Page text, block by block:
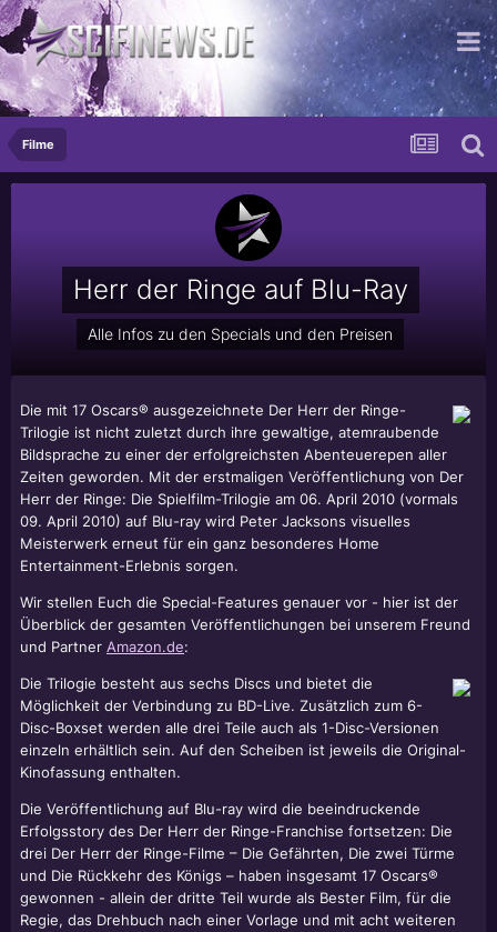
Der Geschmack den Ihr Gaumen verlangt!
Filme
Herr der Ringe auf Blu-Ray
Alle Infos zu den Specials und den Preisen
Die mit 17 Oscars® ausgezeichnete Der Herr der Ringe-
Trilogie ist nicht zuletzt durch ihre gewaltige, atemraubende
Bildsprache zu einer der erfolgreichsten Abenteuerepen aller
Zeiten geworden. Mit der erstmaligen Veröffentlichung von Der
Herr der Ringe: Die Spielfilm-Trilogie am 06. April 2010 (vormals
09. April 2010) auf Blu-ray wird Peter Jacksons visuelles
Meisterwerk erneut für ein ganz besonderes Home
Entertainment-Erlebnis sorgen.
Wir stellen Euch die Special-Features genauer vor - hier ist der
Überblick der gesamten Veröffentlichungen bei unserem Freund
und Partner Amazon.de:
Die Trilogie besteht aus sechs Discs und bietet die
Möglichkeit der Verbindung zu BD-Live. Zusätzlich zum 6-
Disc-Boxset werden alle drei Teile auch als 1-Disc-Versionen
einzeln erhältlich sein. Auf den Scheiben ist jeweils die Original-
Kinofassung enthalten.
Die Veröffentlichung auf Blu-ray wird die beeindruckende
Erfolgsstory des Der Herr der Ringe-Franchise fortsetzen: Die
drei Der Herr der Ringe-Filme – Die Gefährten, Die zwei Türme
und Die Rückkehr des Königs – haben insgesamt 17 Oscars®
gewonnen - allein der dritte Teil wurde als Bester Film, für die
Regie, das Drehbuch nach einer Vorlage und mit acht weiteren